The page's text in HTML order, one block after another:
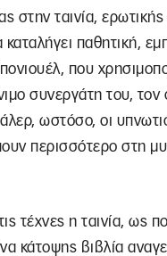
στην ταινία,
παθητική,
που
συνεργάτη του,
ωστόσο, οι
περισσότερο στη
τέχνες η ταινία, ως
κάτοψης βιβλία